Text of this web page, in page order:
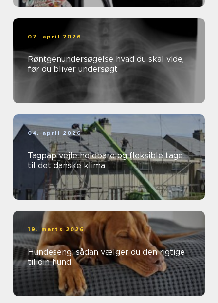
07. april 2026
Røntgenundersøgelse hvad du skal vide,
før du bliver undersøgt
04. april 2026
Tagpap vejle holdbare og fleksible tage
til det danske klima
19. marts 2026
Hundeseng: sådan vælger du den rigtige
til din hund